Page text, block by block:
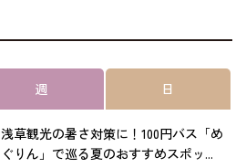
週 日
浅草観光の暑さ対策に！100円バス「め
ぐりん」で巡る夏のおすすめスポッ...